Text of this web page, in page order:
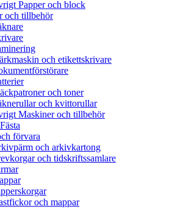
Papper och block
och tillbehör
och etikettskrivare
och toner
och kvittorullar
Maskiner och tillbehör
förvara
och arkivkartong
och tidskriftssamlare
och mappar